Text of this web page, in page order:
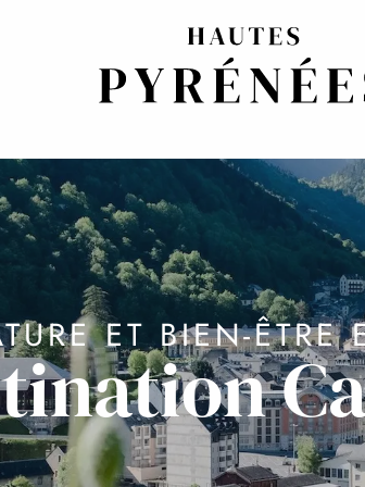
ET BIEN-